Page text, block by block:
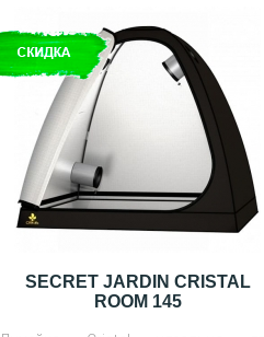
SECRET JARDIN CRISTAL
ROOM 145